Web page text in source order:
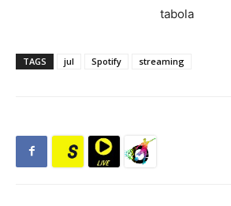
tabola
TAGS jul Spotify streaming